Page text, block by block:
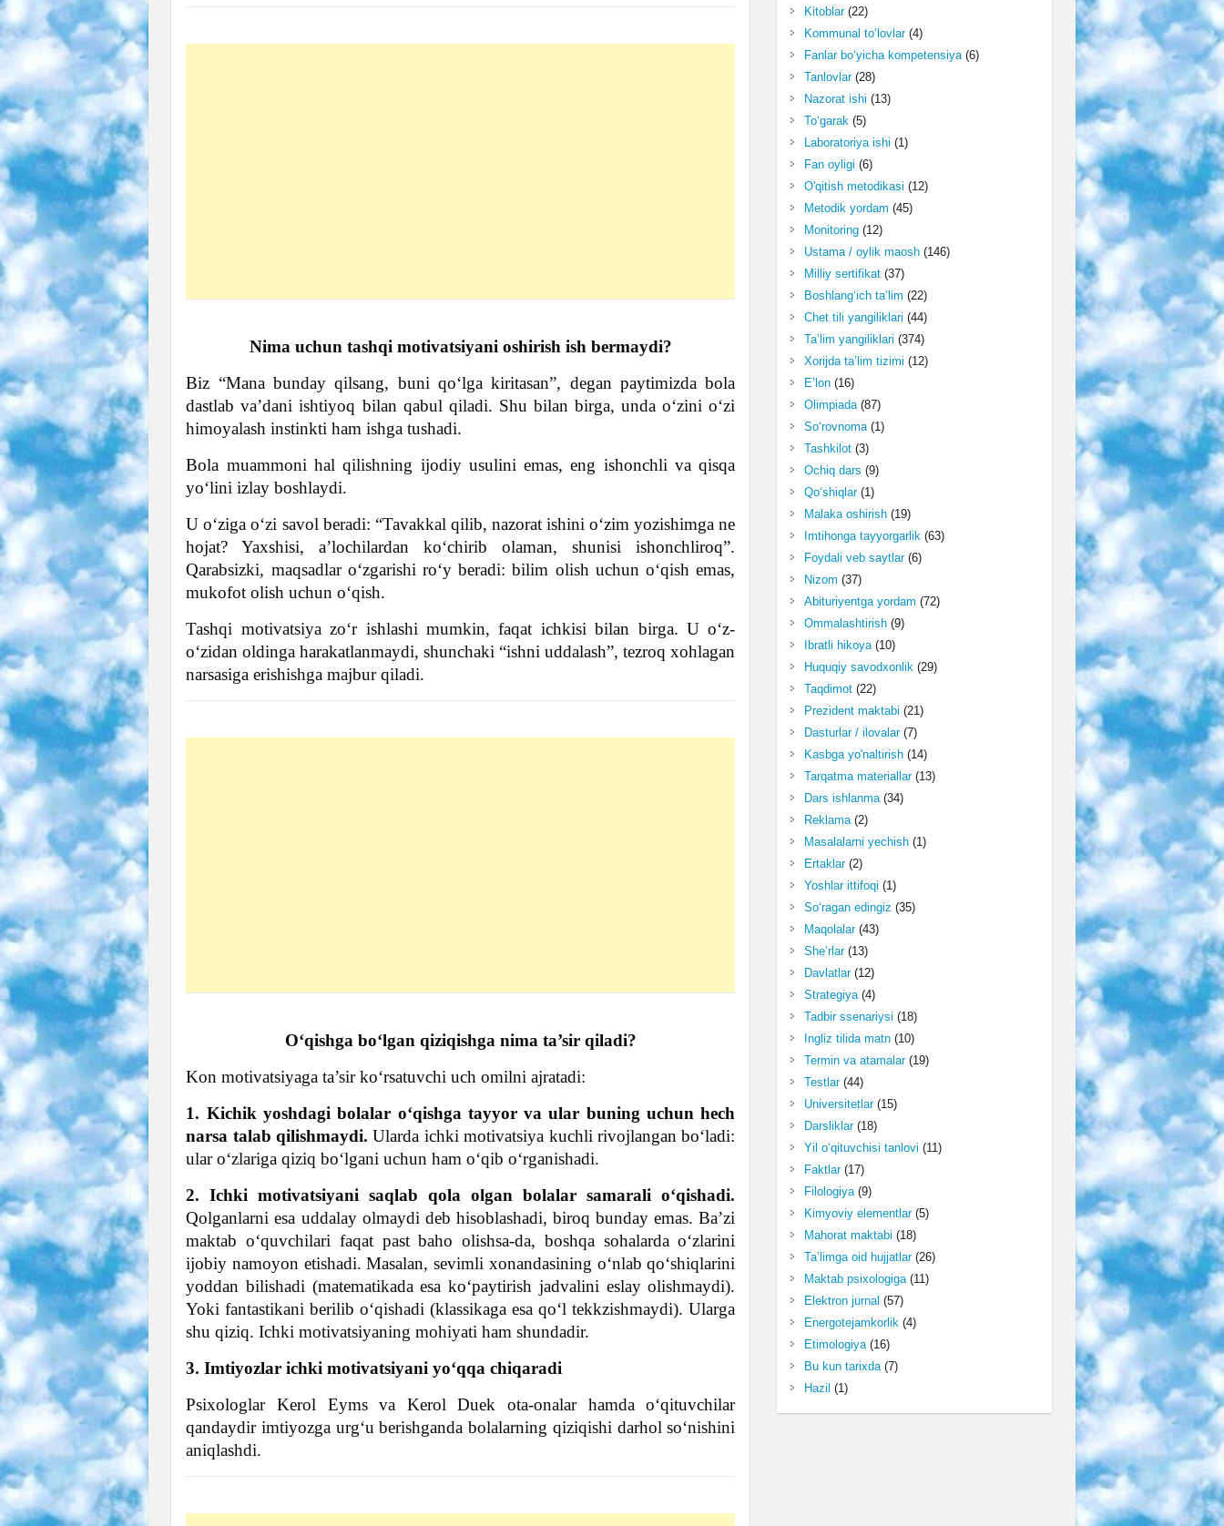
Nima uchun tashqi motivatsiyani oshirish ish bermaydi?
Biz “Mana bunday qilsang, buni qo‘lga kiritasan”, degan paytimizda bola
dastlab va’dani ishtiyoq bilan qabul qiladi. Shu bilan birga, unda o‘zini o‘zi
himoyalash instinkti ham ishga tushadi.
Bola muammoni hal qilishning ijodiy usulini emas, eng ishonchli va qisqa
yo‘lini izlay boshlaydi.
U o‘ziga o‘zi savol beradi: “Tavakkal qilib, nazorat ishini o‘zim yozishimga ne
hojat? Yaxshisi, a’lochilardan ko‘chirib olaman, shunisi ishonchliroq”.
Qarabsizki, maqsadlar o‘zgarishi ro‘y beradi: bilim olish uchun o‘qish emas,
mukofot olish uchun o‘qish.
Tashqi motivatsiya zo‘r ishlashi mumkin, faqat ichkisi bilan birga. U o‘z-
o‘zidan oldinga harakatlanmaydi, shunchaki “ishni uddalash”, tezroq xohlagan
narsasiga erishishga majbur qiladi.
O‘qishga bo‘lgan qiziqishga nima ta’sir qiladi?
Kon motivatsiyaga ta’sir ko‘rsatuvchi uch omilni ajratadi:
1. Kichik yoshdagi bolalar o‘qishga tayyor va ular buning uchun hech
narsa talab qilishmaydi.Ularda ichki motivatsiya kuchli rivojlangan bo‘ladi:
ular o‘zlariga qiziq bo‘lgani uchun ham o‘qib o‘rganishadi.
2. Ichki motivatsiyani saqlab qola olgan bolalar samarali o‘qishadi.
Qolganlarni esa uddalay olmaydi deb hisoblashadi, biroq bunday emas. Ba’zi
maktab o‘quvchilari faqat past baho olishsa-da, boshqa sohalarda o‘zlarini
ijobiy namoyon etishadi. Masalan, sevimli xonandasining o‘nlab qo‘shiqlarini
yoddan bilishadi (matematikada esa ko‘paytirish jadvalini eslay olishmaydi).
Yoki fantastikani berilib o‘qishadi (klassikaga esa qo‘l tekkzishmaydi). Ularga
shu qiziq. Ichki motivatsiyaning mohiyati ham shundadir.
3. Imtiyozlar ichki motivatsiyani yo‘qqa chiqaradi
Psixologlar Kerol Eyms va Kerol Duek ota-onalar hamda o‘qituvchilar
qandaydir imtiyozga urg‘u berishganda bolalarning qiziqishi darhol so‘nishini
aniqlashdi.
Kitoblar(22)
Kommunal to‘lovlar(4)
Fanlar bo‘yicha kompetensiya(6)
Tanlovlar(28)
Nazorat ishi (13)
To‘garak(5)
Laboratoriya ishi (1)
Fan oyligi (6)
O'qitish metodikasi (12)
Metodik yordam (45)
Monitoring(12)
Ustama / oylik maosh(146)
Milliy sertifikat(37)
Boshlang‘ich ta’lim (22)
Chet tili yangiliklari (44)
Ta’lim yangiliklari (374)
Xorijda ta’lim tizimi (12)
E’lon(16)
Olimpiada(87)
So‘rovnoma(1)
Tashkilot(3)
Ochiq dars (9)
Qo‘shiqlar(1)
Malaka oshirish(19)
Imtihonga tayyorgarlik(63)
Foydali veb saytlar(6)
Nizom (37)
Abituriyentga yordam (72)
Ommalashtirish(9)
Ibratli hikoya(10)
Huquqiy savodxonlik(29)
Taqdimot(22)
Prezident maktabi (21)
Dasturlar / ilovalar(7)
Kasbga yo'naltirish(14)
Tarqatma materiallar(13)
Dars ishlanma(34)
Reklama(2)
Masalalarni yechish(1)
Ertaklar(2)
Yoshlar ittifoqi (1)
So‘ragan edingiz (35)
Maqolalar(43)
She’rlar(13)
Davlatlar(12)
Strategiya(4)
Tadbir ssenariysi (18)
Ingliz tilida matn(10)
Termin va atamalar(19)
Testlar(44)
Universitetlar(15)
Darsliklar(18)
Yil o‘qituvchisi tanlovi (11)
Faktlar(17)
Filologiya(9)
Kimyoviy elementlar(5)
Mahorat maktabi (18)
Ta’limga oid hujjatlar(26)
Maktab psixologiga(11)
Elektron jurnal (57)
Energotejamkorlik(4)
Etimologiya(16)
Bu kun tarixda(7)
Hazil (1)